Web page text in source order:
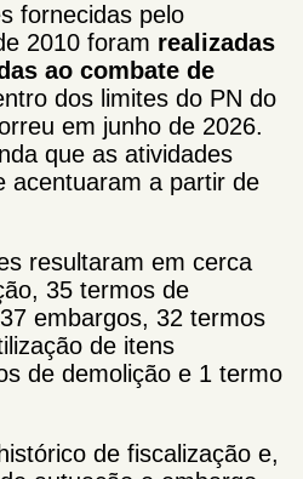
fornecidas pelo
2010 foram realizadas
ao combate de
dos limites do PN do
em junho de 2026.
que as atividades
acentuaram a partir de
resultaram em cerca
35 termos de
embargos, 32 termos
de itens
de demolição e 1 termo
de fiscalização e,